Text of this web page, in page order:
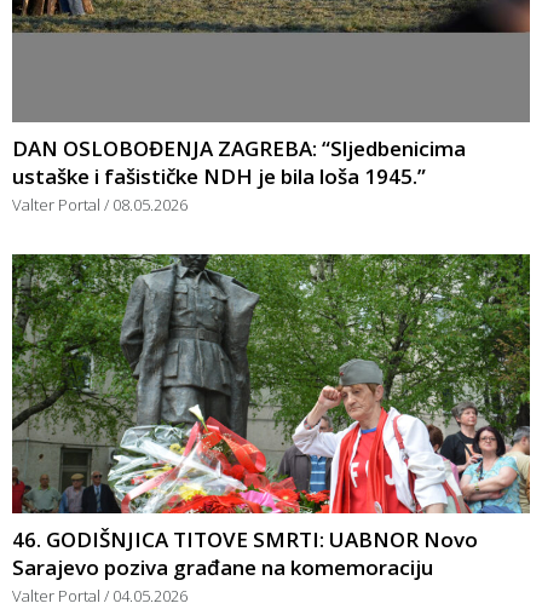
DAN OSLOBOĐENJA ZAGREBA: “Sljedbenicima
ustaške i fašističke NDH je bila loša 1945.”
Valter Portal 08.05.2026
46. GODIŠNJICA TITOVE SMRTI: UABNOR Novo
Sarajevo poziva građane na komemoraciju
Valter Portal 04.05.2026